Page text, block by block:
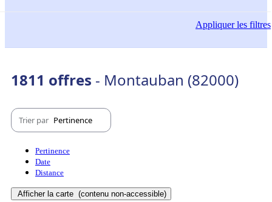
Appliquerles filtres
1811 offres - Montauban (82000)
Trier par Pertinence
Pertinence
Date
Distance
Afficher la carte (contenu non-accessible)